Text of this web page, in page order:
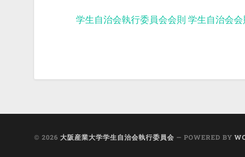
学生自治会執行委員会会則 学生自治会会
© 2026 大阪産業大学学生自治会執行委員会 — POWERED BY